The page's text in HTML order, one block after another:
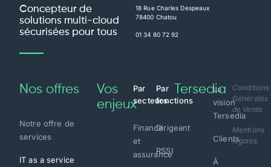
Nos offres
Notre offre de
services
IT as a service
Vos
enjeux
Par
secteurs
Finance
et
assurance
Par
fonctions
Dirigeant
RSSI
Tersedia
La
vision
Tersedia
Clients
À
Conditions
Générales
de Vente
Mentions
légales
18 Rue Charles Despeaux
78400 Chatou
01 34 80 72 92
Concepteur de
solutions multi-cloud
sécurisées pour tous